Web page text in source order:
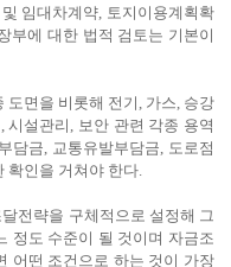
임대차계약, 토지이용계획확
부에 대한 법적 검토는 기본이
도면을 비롯해 전기, 가스, 승강
시설관리, 보안 관련 각종 용역
담금, 교통유발부담금, 도로점
확인을 거쳐야 한다.
전략을 구체적으로 설정해 그
정도 수준이 될 것이며 자금조
어떤 조건으로 하는 것이 가장